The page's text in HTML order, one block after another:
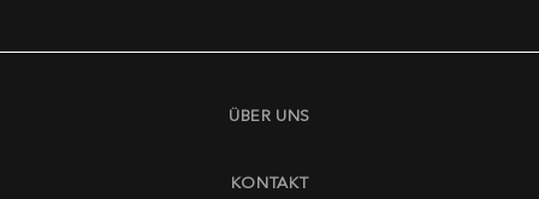
ÜBER UNS
KONTAKT